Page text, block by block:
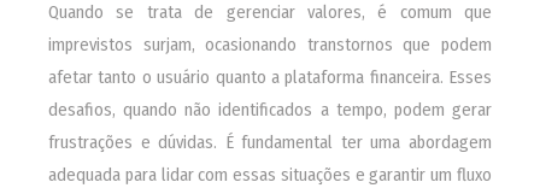
Quando se trata de gerenciar valores, é comum que
imprevistos surjam, ocasionando transtornos que podem
afetar tanto o usuário quanto a plataforma financeira. Esses
desafios, quando não identificados a tempo, podem gerar
frustrações e dúvidas. É fundamental ter uma abordagem
adequada para lidar com essas situações e garantir um fluxo